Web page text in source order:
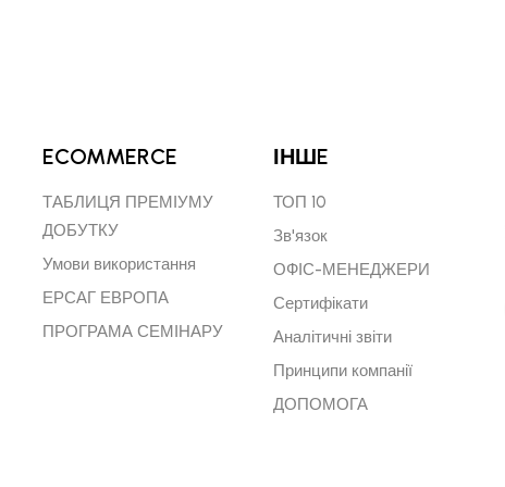
ECOMMERCE
ТАБЛИЦЯ ПРЕМІУМУ
ДОБУТКУ
Умови використання
ЕРСАГ ЕВРОПА
ПРОГРАМА СЕМІНАРУ
ІНШE
ТОП 10
Зв'язок
ОФІС-МЕНЕДЖЕРИ
Сертифікати
Аналітичні звіти
Принципи компанії
ДОПОМОГА